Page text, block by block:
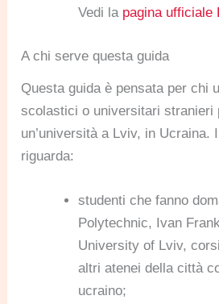
Vedi la pagina ufficiale
A chi serve questa guida
Questa guida è pensata per chi
scolastici o universitari stranieri
un’università a Lviv, in Ucraina.
riguarda:
studenti che fanno
Polytechnic, Ivan
University of Lviv,
altri atenei della città
ucraino;